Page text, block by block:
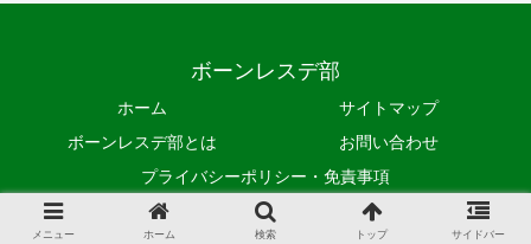
ボーンレスデ部
ホーム
サイトマップ
ボーンレスデ部とは
お問い合わせ
プライバシーポリシー・免責事項
© 2021 ボーンレスデ部.
メニュー ホーム 検索 トップ サイドバー